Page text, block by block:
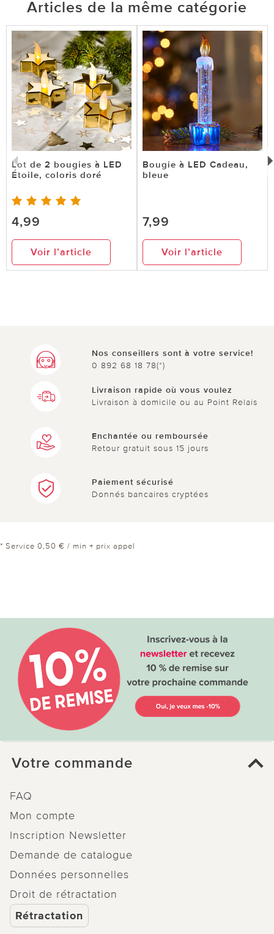
Articles de la même catégorie
Lot de 2 bougies à LED
Étoile, coloris doré
4,99
Voir l’article
Bougie à LED Cadeau,
bleue
7,99
Voir l’article
Nos conseillers sont à votre service!
0 892 68 18 78(*)
Livraison rapide où vous voulez
Livraison à domicile ou au Point Relais
Enchantée ou remboursée
Retour gratuit sous 15 jours
Paiement sécurisé
Donnés bancaires cryptées
* Service 0,50 € / min + prix appel
Votre commande
FAQ
Mon compte
Inscription Newsletter
Demande de catalogue
Données personnelles
Droit de rétractation
Rétractation